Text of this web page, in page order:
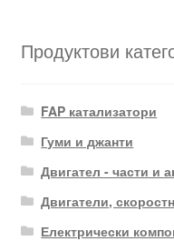
Продуктови
FAP катализатори
Гуми и джанти
Двигател - части и
Двигатели,
Електрически